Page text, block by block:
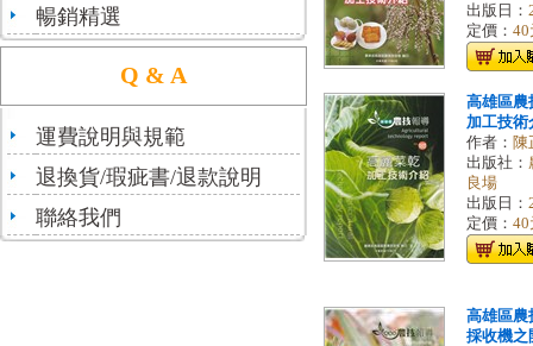
暢銷精選
Q & A
運費說明與規範
退換貨/瑕疵書/退款說明
聯絡我們
出版日：
定價： 40
高雄區農
加工技術
作者： 陳
出版社：
良場
出版日：
定價： 40
高雄區農
採收機之